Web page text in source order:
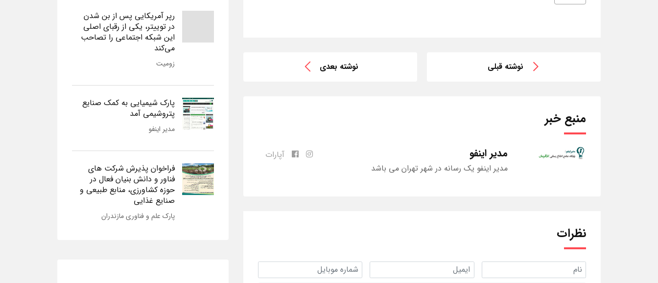
نوشته قبلی نوشته بعدی
منبع خبر
مدیر اینفو
مدیر اینفو یک رسانه در شهر تهران می باشد
آپارات
نظرات
رپر آمریکایی پس از بن شدن
در توییتر، یکی از رقبای اصلی
این شبکه اجتماعی را تصاحب
می‌کند
زومیت
پارک شیمیایی به کمک صنایع
پتروشیمی آمد
مدیر اینفو
فراخوان پذیرش شرکت های
فناور و دانش بنیان فعال در
حوزه کشاورزی، منابع طبیعی و
صنایع غذایی
پارک علم و فناوری مازندران